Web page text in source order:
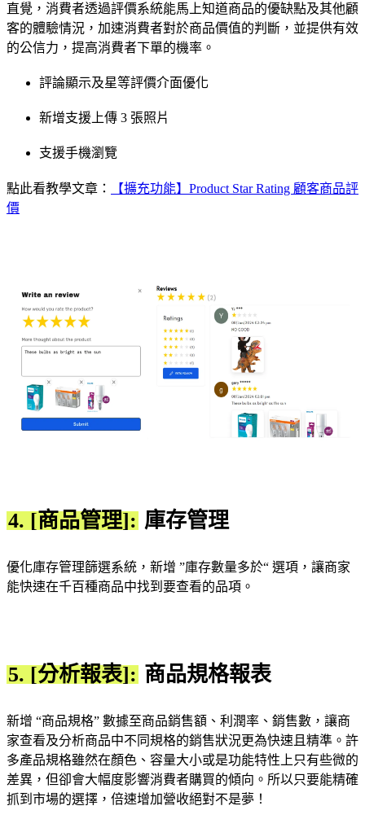
直覺，消費者透過評價系統能馬上知道商品的優缺點及其他顧
客的體驗情況，加速消費者對於商品價值的判斷，並提供有效
的公信力，提高消費者下單的機率。
評論顯示及星等評價介面優化
新增支援上傳 3 張照片
支援手機瀏覽
點此看教學文章：
【擴充功能】Product Star Rating 顧客商品評
價
4. [商品管理]: 庫存管理
優化庫存管理篩選系統，新增 ”庫存數量多於“ 選項，讓商家
能快速在千百種商品中找到要查看的品項。
5. [分析報表]: 商品規格報表
新增 “商品規格” 數據至商品銷售額、利潤率、銷售數，讓商
家查看及分析商品中不同規格的銷售狀況更為快速且精準。許
多產品規格雖然在顏色、容量大小或是功能特性上只有些微的
差異，但卻會大幅度影響消費者購買的傾向。所以只要能精確
抓到市場的選擇，倍速增加營收絕對不是夢！